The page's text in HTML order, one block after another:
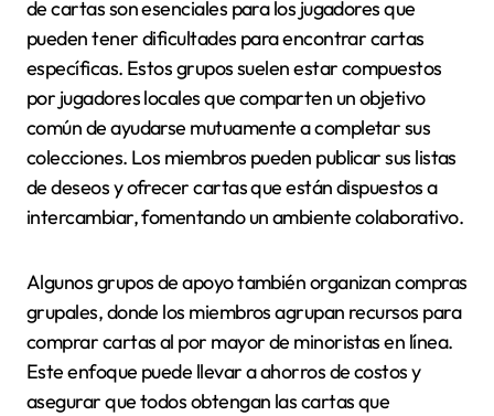
de cartas son esenciales para los jugadores que
pueden tener dificultades para encontrar cartas
específicas. Estos grupos suelen estar compuestos
por jugadores locales que comparten un objetivo
común de ayudarse mutuamente a completar sus
colecciones. Los miembros pueden publicar sus listas
de deseos y ofrecer cartas que están dispuestos a
intercambiar, fomentando un ambiente colaborativo.
Algunos grupos de apoyo también organizan compras
grupales, donde los miembros agrupan recursos para
comprar cartas al por mayor de minoristas en línea.
Este enfoque puede llevar a ahorros de costos y
asegurar que todos obtengan las cartas que